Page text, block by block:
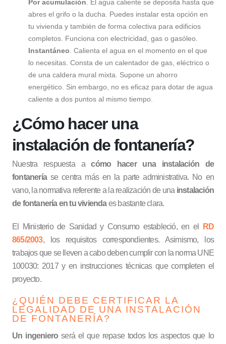
Por acumulación . El agua caliente se deposita hasta que
abres el grifo o la ducha. Puedes instalar esta opción en
tu vivienda y también de forma colectiva para edificios
completos. Funciona con electricidad, gas o gasóleo.
Instantáneo . Calienta el agua en el momento en el que
lo necesitas. Consta de un calentador de gas, eléctrico o
de una caldera mural mixta. Supone un ahorro
energético. Sin embargo, no es eficaz para dotar de agua
caliente a dos puntos al mismo tiempo.
¿Cómo hacer una
instalación de fontanería?
Nuestra respuesta acómo hacer una instalación de
fontanería se centra más en la parte administrativa. No en
vano, la normativa referente a la realización de una instalación
de fontanería en tu viviendaes bastante clara.
El Ministerio de Sanidad y Consumo estableció, en el
RD
865/2003,
los requisitos correspondientes. Asimismo, los
trabajos que se lleven a cabo deben cumplir con la norma UNE
100030: 2017 y en instrucciones técnicas que completen el
proyecto.
¿QUIÉN DEBE CERTIFICAR LA
LEGALIDAD DE UNA INSTALACIÓN
DE FONTANERÍA?
Un ingeniero será el que repase todos los aspectos que lo